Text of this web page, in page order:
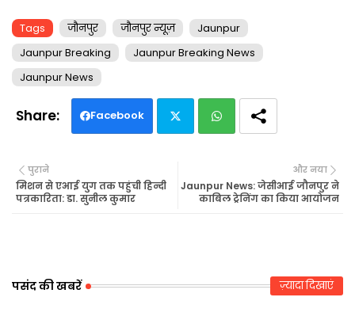
Tags जौनपुर जौनपुर न्यूज़
Jaunpur
Jaunpur Breaking
Jaunpur Breaking News
Jaunpur News
Facebook
ats
और नया
Jaunpur News: जेसीआई जौनपुर ने
काबिल ट्रेनिंग का किया आयोजन
पुराने
मिशन से एआई युग तक पहुंची हिन्दी
पत्रकारिता: डा. सुनील कुमार
पसंद की खबरें ज़्यादा दिखाएं